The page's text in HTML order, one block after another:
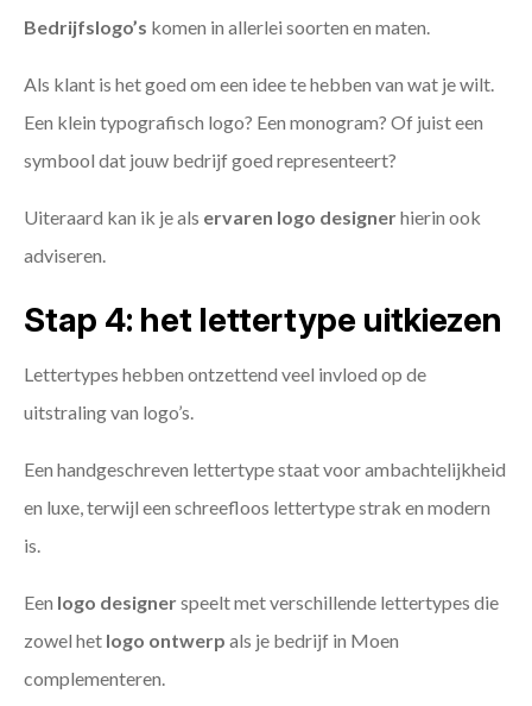
Bedrijfslogo’s komen in allerlei soorten en maten.
Als klant is het goed om een idee te hebben van wat je wilt.
Een klein typografisch logo? Een monogram? Of juist een
symbool dat jouw bedrijf goed representeert?
Uiteraard kan ik je als ervaren logo designerhierin ook
adviseren.
Stap 4: het lettertype uitkiezen
Lettertypes hebben ontzettend veel invloed op de
uitstraling van logo’s.
Een handgeschreven lettertype staat voor ambachtelijkheid
en luxe, terwijl een schreefloos lettertype strak en modern
is.
Een logo designerspeelt met verschillende lettertypes die
zowel het logo ontwerp als je bedrijf in Moen
complementeren.